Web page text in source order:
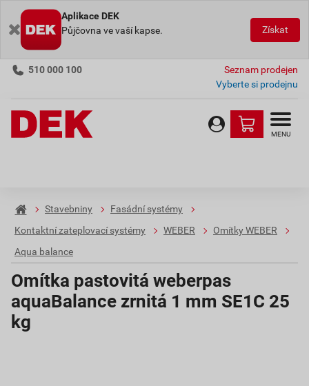
Aplikace DEK
Půjčovna ve vaší kapse.
Získat
510 000 100
Seznam prodejen
Vyberte si prodejnu
MENU
Stavebniny
Fasádní systémy
Kontaktní zateplovací systémy
WEBER
Omítky WEBER
Aqua balance
Omítka pastovitá weberpas
aquaBalance zrnitá 1 mm SE1C 25
kg